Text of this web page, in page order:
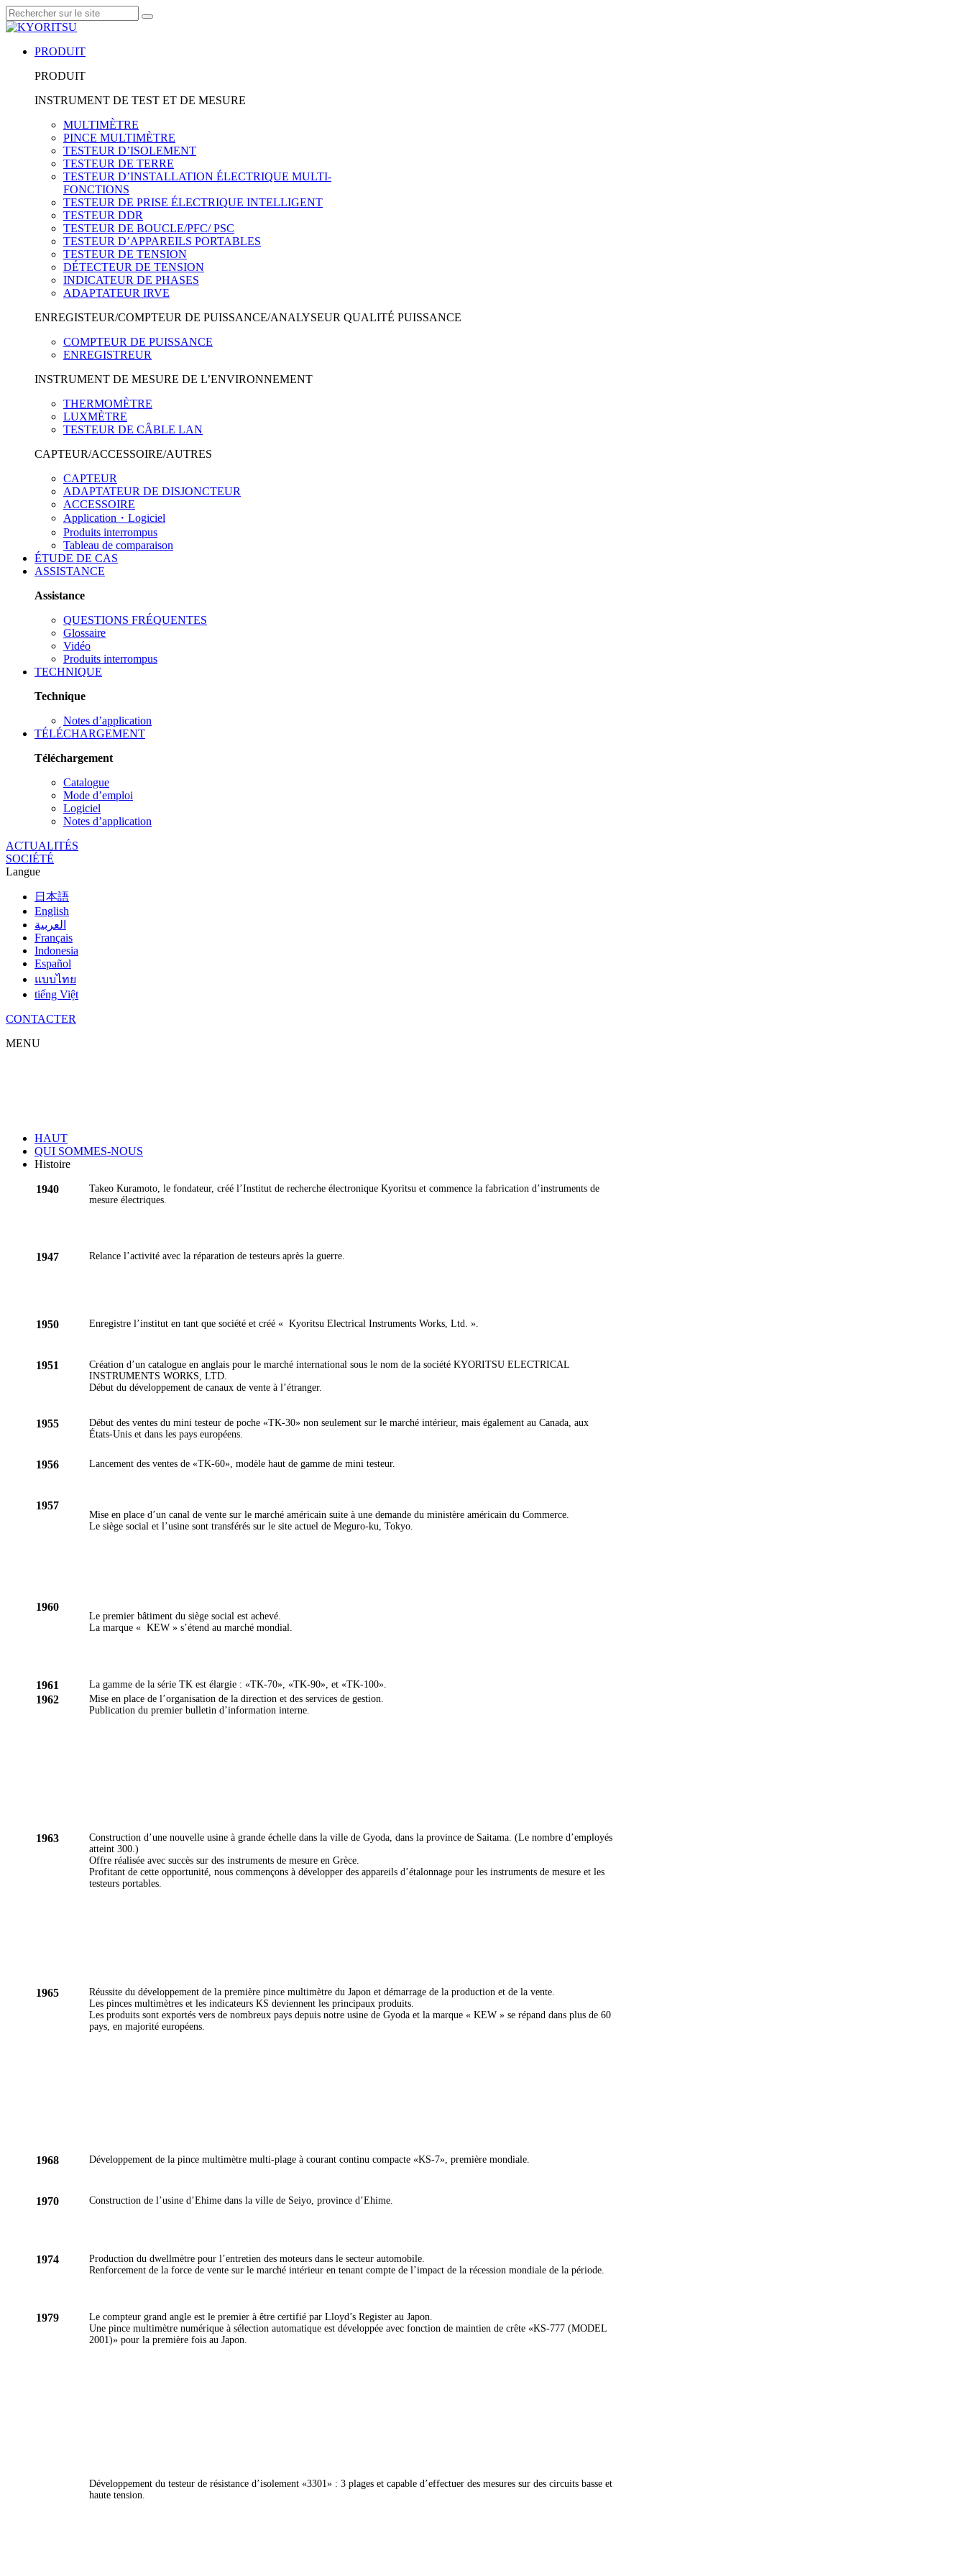
PRODUIT
PRODUIT
INSTRUMENT DE TEST ET DE MESURE
MULTIMÈTRE
PINCE MULTIMÈTRE
TESTEUR D’ISOLEMENT
TESTEUR DE TERRE
TESTEUR D’INSTALLATION ÉLECTRIQUE MULTI-
FONCTIONS
TESTEUR DE PRISE ÉLECTRIQUE INTELLIGENT
TESTEUR DDR
TESTEUR DE BOUCLE/PFC/ PSC
TESTEUR D’APPAREILS PORTABLES
TESTEUR DE TENSION
DÉTECTEUR DE TENSION
INDICATEUR DE PHASES
ADAPTATEUR IRVE
ENREGISTEUR/COMPTEUR DE PUISSANCE/ANALYSEUR QUALITÉ PUISSANCE
COMPTEUR DE PUISSANCE
ENREGISTREUR
INSTRUMENT DE MESURE DE L’ENVIRONNEMENT
THERMOMÈTRE
LUXMÈTRE
TESTEUR DE CÂBLE LAN
CAPTEUR/ACCESSOIRE/AUTRES
CAPTEUR
ADAPTATEUR DE DISJONCTEUR
ACCESSOIRE
Application・Logiciel
Produits interrompus
Tableau de comparaison
ÉTUDE DE CAS
ASSISTANCE
Assistance
QUESTIONS FRÉQUENTES
Glossaire
Vidéo
Produits interrompus
TECHNIQUE
Technique
Notes d’application
TÉLÉCHARGEMENT
Téléchargement
Catalogue
Mode d’emploi
Logiciel
Notes d’application
ACTUALITÉS
SOCIÉTÉ
Langue
日本語
English
العربية
Français
Indonesia
Español
แบบไทย
tiếng Việt
CONTACTER
MENU
HAUT
QUI SOMMES-NOUS
Histoire
1940
Takeo Kuramoto, le fondateur, créé l’Institut de recherche électronique Kyoritsu et commence la fabrication d’instruments de
mesure électriques.
1947 Relance l’activité avec la réparation de testeurs après la guerre.
1950 Enregistre l’institut en tant que société et créé « Kyoritsu Electrical Instruments Works, Ltd. ».
1951
Création d’un catalogue en anglais pour le marché international sous le nom de la société KYORITSU ELECTRICAL
INSTRUMENTS WORKS, LTD.
Début du développement de canaux de vente à l’étranger.
1955
Début des ventes du mini testeur de poche «TK-30» non seulement sur le marché intérieur, mais également au Canada, aux
États-Unis et dans les pays européens.
1956 Lancement des ventes de «TK-60», modèle haut de gamme de mini testeur.
1957
Mise en place d’un canal de vente sur le marché américain suite à une demande du ministère américain du Commerce.
Le siège social et l’usine sont transférés sur le site actuel de Meguro-ku, Tokyo.
1960
Le premier bâtiment du siège social est achevé.
La marque « KEW » s’étend au marché mondial.
1961 La gamme de la série TK est élargie : «TK-70», «TK-90», et «TK-100».
1962
Mise en place de l’organisation de la direction et des services de gestion.
Publication du premier bulletin d’information interne.
1963
Construction d’une nouvelle usine à grande échelle dans la ville de Gyoda, dans la province de Saitama. (Le nombre d’employés
atteint 300.)
Offre réalisée avec succès sur des instruments de mesure en Grèce.
Profitant de cette opportunité, nous commençons à développer des appareils d’étalonnage pour les instruments de mesure et les
testeurs portables.
1965
Réussite du développement de la première pince multimètre du Japon et démarrage de la production et de la vente.
Les pinces multimètres et les indicateurs KS deviennent les principaux produits.
Les produits sont exportés vers de nombreux pays depuis notre usine de Gyoda et la marque « KEW » se répand dans plus de 60
pays, en majorité européens.
1968 Développement de la pince multimètre multi-plage à courant continu compacte «KS-7», première mondiale.
1970 Construction de l’usine d’Ehime dans la ville de Seiyo, province d’Ehime.
1974
Production du dwellmètre pour l’entretien des moteurs dans le secteur automobile.
Renforcement de la force de vente sur le marché intérieur en tenant compte de l’impact de la récession mondiale de la période.
1979
Le compteur grand angle est le premier à être certifié par Lloyd’s Register au Japon.
Une pince multimètre numérique à sélection automatique est développée avec fonction de maintien de crête «KS-777 (MODEL
2001)» pour la première fois au Japon.
Développement du testeur de résistance d’isolement «3301» : 3 plages et capable d’effectuer des mesures sur des circuits basse et
haute tension.